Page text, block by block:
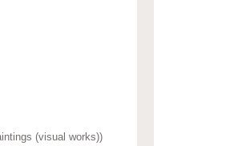
(visual works))